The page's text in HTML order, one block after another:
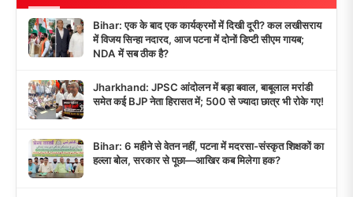
Bihar: एक के बाद एक कार्यक्रमों में दिखी दूरी? कल लखीसराय
में विजय सिन्हा नदारद, आज पटना में दोनों डिप्टी सीएम गायब;
NDA में सब ठीक है?
Jharkhand: JPSC आंदोलन में बड़ा बवाल, बाबूलाल मरांडी
समेत कई BJP नेता हिरासत में; 500 से ज्यादा छात्र भी रोके गए!
Bihar: 6 महीने से वेतन नहीं, पटना में मदरसा-संस्कृत शिक्षकों का
हल्ला बोल, सरकार से पूछा—आखिर कब मिलेगा हक?